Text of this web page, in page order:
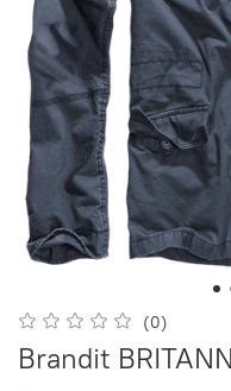
(0)
Brandit